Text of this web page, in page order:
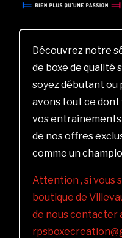
Découvrez notre
de boxe de qualité
soyez débutant ou
avons tout ce dont
vos
de nos offres
comme un
Attention , si vous
boutique de
de nous contacter